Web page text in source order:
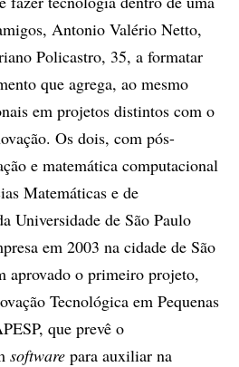
Antonio Valério Netto,
Policastro, 35, a formatar
que agrega, ao mesmo
em projetos distintos com o
Os dois, com pós-
e matemática computacional
Matemáticas e de
Universidade de São Paulo
em 2003 na cidade de São
aprovado o primeiro projeto,
Tecnológica em Pequenas
que prevê o
software para auxiliar na